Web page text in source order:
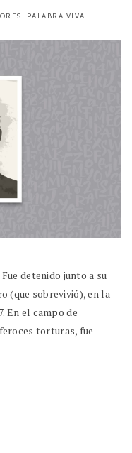
, PALABRA VIVA
detenido junto a su
(que sobrevivió), en la
En el campo de
torturas, fue